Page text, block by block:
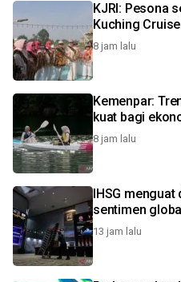
KJRI: Pesona
Kuching Cruise
8 jam lalu
Kemenpar:
kuat bagi
8 jam lalu
IHSG
sentimen
13 jam lalu